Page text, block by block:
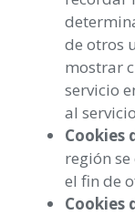
de otros
mostrar
servicio
al
Cookies
región
el fin de
Cookies